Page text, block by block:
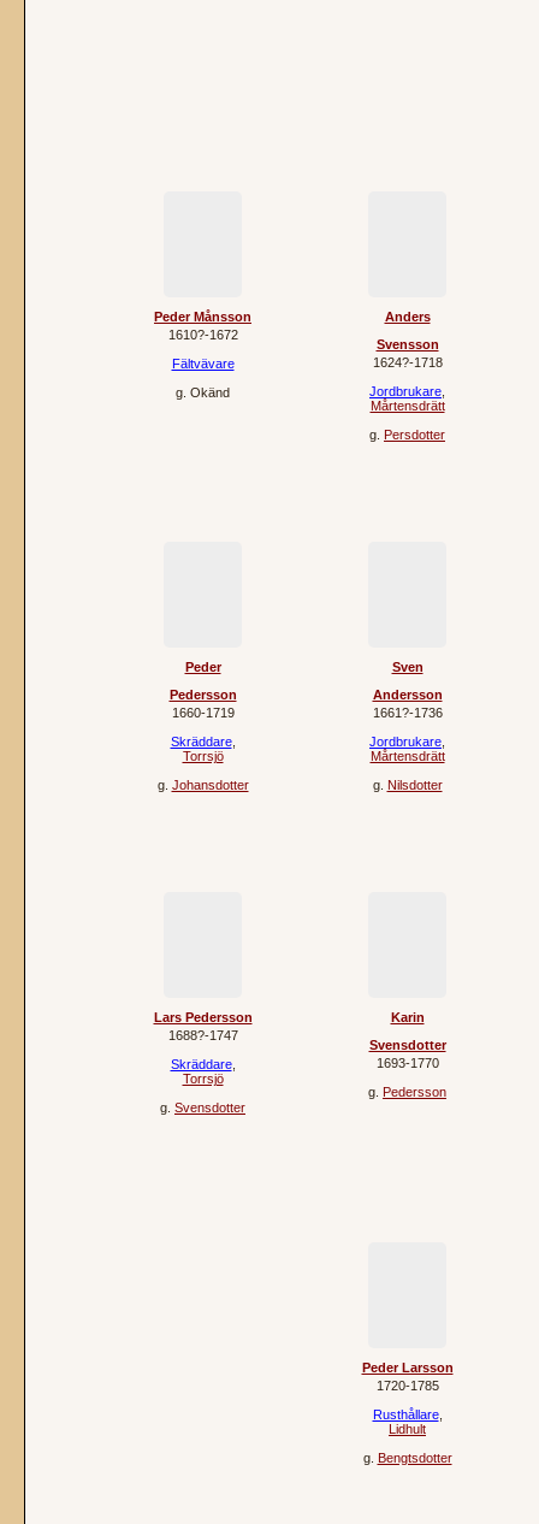
Peder Månsson
1610?‐1672
Fältvävare
g. Okänd
Anders
Svensson
1624?‐1718
Jordbrukare
Mårtensdrätt
g. Persdotter
Peder
Pedersson
1660‐1719
Skräddare,
Torrsjö
g. Johansdotter
Sven
Andersson
1661?‐1736
Jordbrukare
Mårtensdrätt
g. Nilsdotter
Lars Pedersson
1688?‐1747
Skräddare,
Torrsjö
g. Svensdotter
Karin
Svensdotter
1693‐1770
g. Pedersson
Peder Larsson
1720‐1785
Rusthållare,
Lidhult
g. Bengtsdotter